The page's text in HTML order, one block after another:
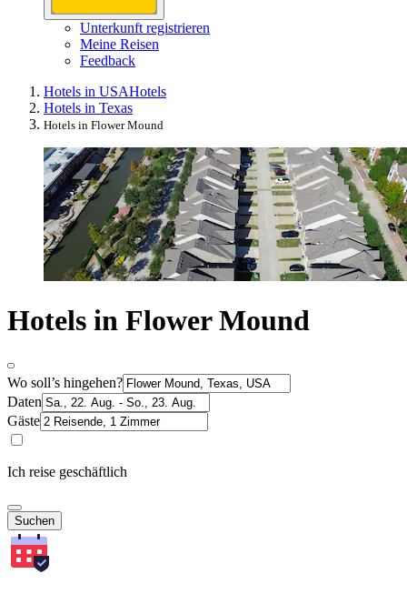
Unterkunft registrieren
Meine Reisen
Feedback
Hotels in USAHotels
Hotels in Texas
Hotels in Flower Mound
Hotels in Flower Mound
Wo soll’s hingehen?
Daten
Gäste
Ich reise geschäftlich
Suchen